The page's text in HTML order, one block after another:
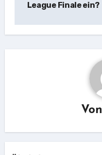
League Finale ein?
Von